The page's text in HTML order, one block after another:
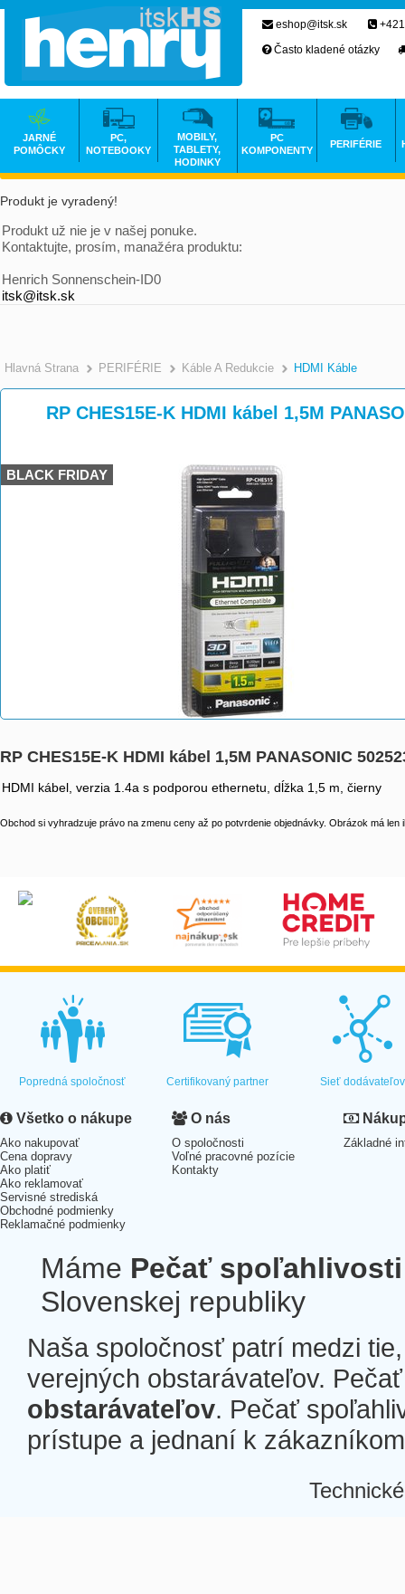
Produkt je vyradený!
Produkt už nie je v našej ponuke.
Kontaktujte, prosím, manažéra produktu:
Henrich Sonnenschein-ID0
itsk@itsk.sk
Hlavná Strana >
PERIFÉRIE >
Káble A Redukcie >
HDMI Káble
RP CHES15E-K HDMI kábel 1,5M
BLACK FRIDAY
RP CHES15E-K HDMI kábel 1,5M PANASONIC
HDMI kábel, verzia 1.4a s podporou ethernetu, dĺžka 1,5 m, čierny
Obchod si vyhradzuje právo na zmenu ceny až po potvrdenie objednávky. Obrázok má len
eshop@itsk.sk
Často kladené otázky
JARNÉ
POMÔCKY
PC,
NOTEBOOKY
MOBILY,
TABLETY,
HODINKY
PC
KOMPONENTY
PERIFÉRIE
Popredná spoločnosť Certifikovaný partner Sieť dodávateľov
Všetko o nákupe
Ako nakupovať
Cena dopravy
Ako platiť
Ako reklamovať
Servisné strediská
Obchodné podmienky
Reklamačné podmienky
O nás
O spoločnosti
Voľné pracovné pozície
Kontakty
Základné
Máme Pečať spoľahlivosti
Slovenskej republiky
Naša spoločnosť patrí medzi
verejných obstarávateľov.
obstarávateľov. Pečať
prístupe a jednaní k